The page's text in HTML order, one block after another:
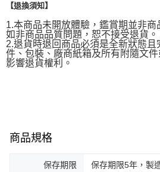
【退換須知】
1.本商品未開放體驗，鑑賞期並非商
如非商品品質問題，恕不接受退貨。
2.退貨時退回商品必須是全新狀態
件、包裝、廠商紙箱及所有附隨文件
影響退貨權利。
商品規格
保存期限
保存期限5年，製